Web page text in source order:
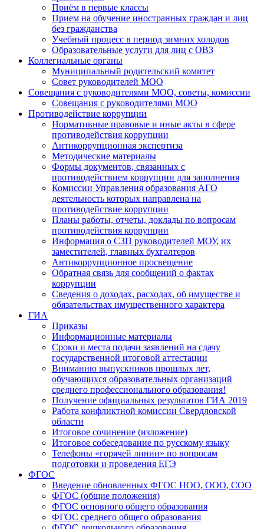
Приём в первые классы
Прием на обучение иностранных граждан и лиц
без гражданства
Учебный процесс в период зимних холодов
Образовательные услуги для лиц с ОВЗ
Коллегиальные органы
Муниципальный родительский комитет
Совет руководителей МОО
Совещания с руководителями МОО, советы, комиссии
Совещания с руководителями МОО
Противодействие коррупции
Нормативные правовые и иные акты в сфере
противодействия коррупции
Антикоррупционная экспертиза
Методические материалы
Формы документов, связанных с
противодействием коррупции для заполнения
Комиссии Управления образования АГО
деятельность которых направлена на
противодействие коррупции
Планы работы, отчеты, доклады по вопросам
противодействия коррупции
Информация о СЗП руководителей МОУ, их
заместителей, главных бухгалтеров
Антикоррупционное просвещение
Обратная связь для сообщений о фактах
коррупции
Сведения о доходах, расходах, об имуществе и
обязательствах имущественного характера
ГИА
Приказы
Информационные материалы
Сроки и места подачи заявлений на сдачу
государственной итоговой аттестации
Вниманию выпускников прошлых лет,
обучающихся образовательных организаций
среднего профессионального образования!
Получение официальных результатов ГИА 2019
Работа конфликтной комиссии Свердловской
области
Итоговое сочинение (изложение)
Итоговое собеседование по русскому языку
Телефоны «горячей линии» по вопросам
подготовки и проведения ЕГЭ
ФГОС
Введение обновленных ФГОС НОО, ООО, СОО
ФГОС (общие положения)
ФГОС основного общего образования
ФГОС среднего общего образования